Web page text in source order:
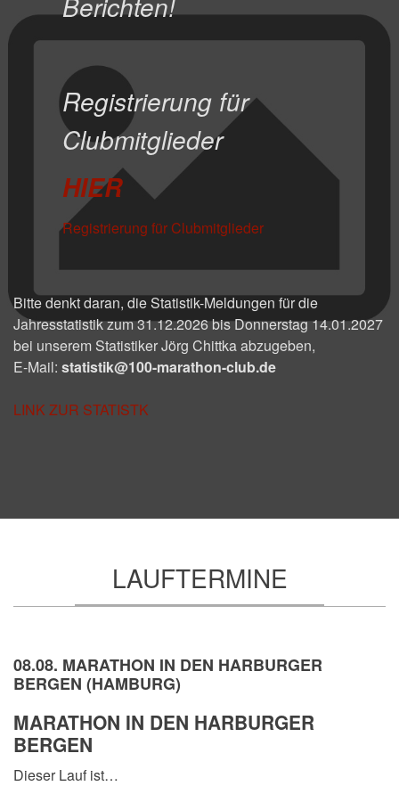
Registrierung für
Clubmitglieder
HIER
Registrierung für Clubmitglieder
Bitte denkt daran, die Statistik-Meldungen für die
Jahresstatistik zum 31.12.2026 bis Donnerstag 14.01.2027
bei unserem Statistiker Jörg Chittka abzugeben,
E-Mail: statistik@100-marathon-club.de
LINK ZUR STATISTK
LAUFTERMINE
08.08. MARATHON IN DEN HARBURGER
BERGEN (HAMBURG)
MARATHON IN DEN HARBURGER
BERGEN
Dieser Lauf ist…